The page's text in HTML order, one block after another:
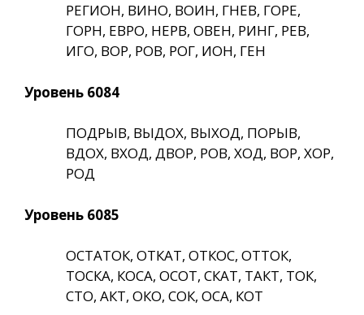
РЕГИОН, ВИНО, ВОИН, ГНЕВ, ГОРЕ,
ГОРН, ЕВРО, НЕРВ, ОВЕН, РИНГ, РЕВ,
ИГО, ВОР, РОВ, РОГ, ИОН, ГЕН
Уровень 6084
ПОДРЫВ, ВЫДОХ, ВЫХОД, ПОРЫВ,
ВДОХ, ВХОД, ДВОР, РОВ, ХОД, ВОР, ХОР,
РОД
Уровень 6085
ОСТАТОК, ОТКАТ, ОТКОС, ОТТОК,
ТОСКА, КОСА, ОСОТ, СКАТ, ТАКТ, ТОК,
СТО, АКТ, ОКО, СОК, ОСА, КОТ